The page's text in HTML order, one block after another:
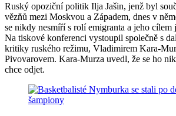
Ruský opoziční politik Ilja Jašin, jenž byl
vězňů mezi Moskvou a Západem, dnes v
se nikdy nesmíří s rolí emigranta a jeho cílem
Na tiskové konferenci vystoupil společně s
kritiky ruského režimu, Vladimirem Kara-
Pivovarovem. Kara-Murza uvedl, že se ho
chce odjet.